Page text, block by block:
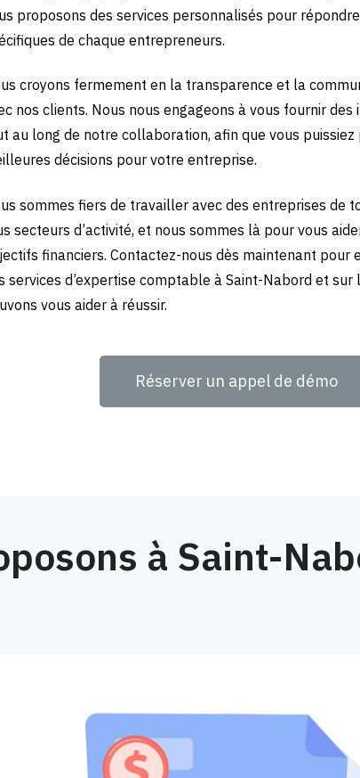
proposons des services personnalisés pour
de chaque entrepreneurs.
croyons fermement en la transparence et la
nos clients. Nous nous engageons à vous fournir
au long de notre collaboration, afin que vous puissiez
décisions pour votre entreprise.
sommes fiers de travailler avec des entreprises de
secteurs d’activité, et nous sommes là pour vous
financiers. Contactez-nous dès maintenant pour
services d’expertise comptable à Saint-Nabord et sur
vous aider à réussir.
Réserver un appel de démo
à Saint-